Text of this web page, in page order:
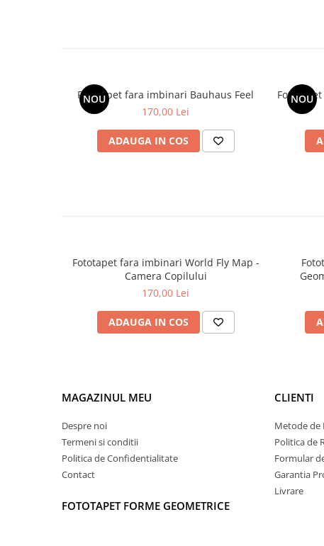
NOU
Fototapet fara imbinari Bauhaus Feel
170,00 Lei
ADAUGA IN COS
NOU
Fototapet fara imbinari World Fly Map -
Camera Copilului
170,00 Lei
ADAUGA IN COS
MAGAZINUL MEU
Despre noi
Termeni si conditii
Politica de Confidentialitate
Contact
FOTOTAPET FORME GEOMETRICE
CLIENTI
Metode de
Politica de
Formular
Garantia
Livrare